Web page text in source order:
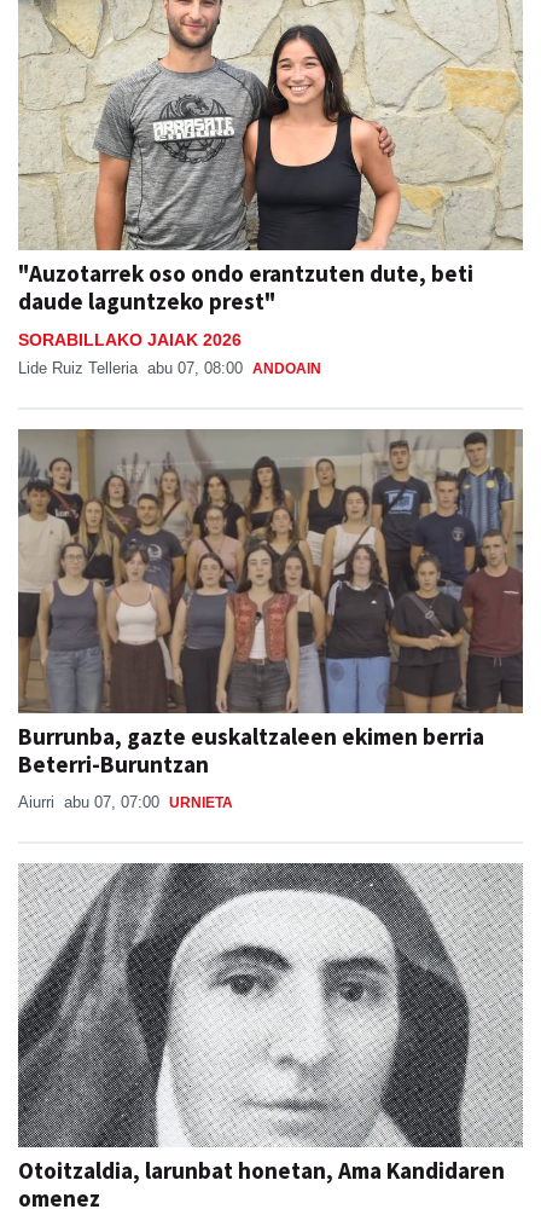
"Auzotarrek oso ondo erantzuten dute, beti
daude laguntzeko prest"
SORABILLAKO JAIAK 2026
Lide Ruiz Telleria abu 07, 08:00 ANDOAIN
Burrunba, gazte euskaltzaleen ekimen berria
Beterri-Buruntzan
Aiurri abu 07, 07:00 URNIETA
Otoitzaldia, larunbat honetan, Ama Kandidaren
omenez